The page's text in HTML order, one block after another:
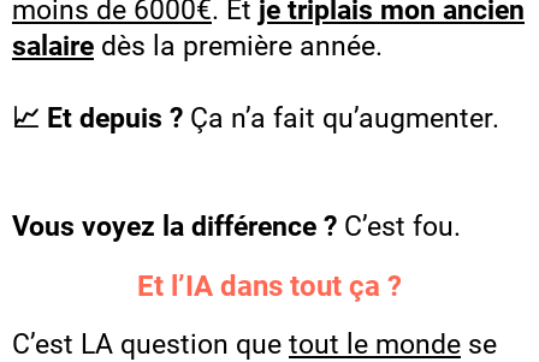
moins de 6000€. Et je triplais mon ancien
salaire dès la première année.
📈 Et depuis ? Ça n’a fait qu’augmenter.
Vous voyez la différence ? C’est fou.
Et l’IA dans tout ça ?
C’est LA question que tout le monde se